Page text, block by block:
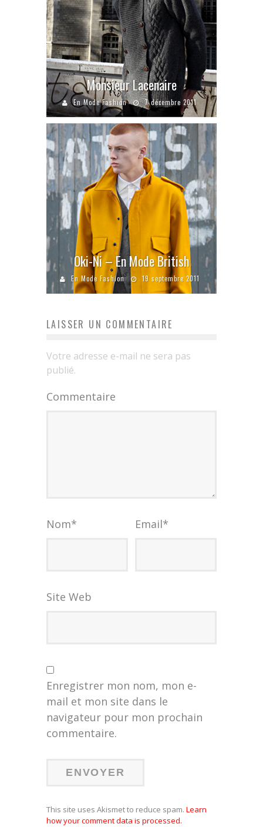
Monsieur Lacenaire
En Mode Fashion 7 décembre 2011
Oki-Ni – En Mode British
En Mode Fashion 19 septembre 2011
LAISSER UN COMMENTAIRE
Votre adresse e-mail ne sera pas
publié.
Commentaire
Nom* Email*
Site Web
Enregistrer mon nom, mon e-
mail et mon site dans le
navigateur pour mon prochain
commentaire.
This site uses Akismet to reduce spam. Learn
how your comment data is processed.